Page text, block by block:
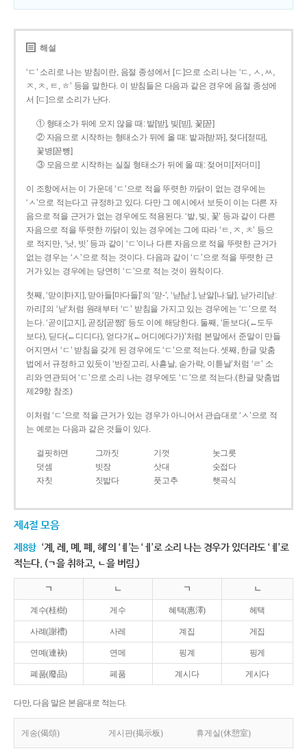
해설
‘ㄷ’ 소리로 나는 받침이란, 음절 종성에서 [ㄷ]으로 소리 나는 ‘ㄷ, ㅅ, ㅆ,
ㅈ, ㅊ, ㅌ, ㅎ’ 등을 말한다. 이 받침들은 다음과 같은 경우에 음절 종성에
서 [ㄷ]으로 소리가 난다.
① 형태소가 뒤에 오지 않을 때: 밭[받], 빚[빋], 꽃[꼳]
② 자음으로 시작하는 형태소가 뒤에 올 때: 밭과[받꽈], 젖다[젇따],
꽃병[꼳뼝]
③ 모음으로 시작하는 실질 형태소가 뒤에 올 때: 젖어미[저더미]
이 조항에서는 이 가운데 ‘ㄷ’으로 적을 뚜렷한 까닭이 없는 경우에는
‘ㅅ’으로 적는다고 규정하고 있다. 다만 그 예시에서 보듯이 이는 다른 자
음으로 적을 근거가 없는 경우에도 적용된다. ‘밭, 빚, 꽃’ 등과 같이 다른
자음으로 적을 뚜렷한 까닭이 있는 경우에는 그에 따라 ‘ㅌ, ㅈ, ㅊ’ 등으
로 적지만, ‘낫, 빗’ 등과 같이 ‘ㄷ’이나 다른 자음으로 적을 뚜렷한 근거가
없는 경우는 ‘ㅅ’으로 적는 것이다. 다음과 같이 ‘ㄷ’으로 적을 뚜렷한 근
거가 있는 경우에는 당연히 ‘ㄷ’으로 적는 것이 원칙이다.
첫째, ‘맏이[마지], 맏아들[마다들]’의 ‘맏-’, ‘낟[낟ː], 낟알[나ː달], 낟가리[낟ː
까리]’의 ‘낟’처럼 원래부터 ‘ㄷ’ 받침을 가지고 있는 경우에는 ‘ㄷ’으로 적
는다. ‘곧이[고지], 곧장[곧짱]’ 등도 이에 해당한다. 둘째, ‘돋보다(←도두
보다), 딛다(←디디다), 얻다가(←어디에다가)’처럼 본말에서 준말이 만들
어지면서 ‘ㄷ’ 받침을 갖게 된 경우에도 ‘ㄷ’으로 적는다. 셋째, 한글 맞춤
법에서 규정하고 있듯이 ‘반짇고리, 사흗날, 숟가락, 이튿날’처럼 ‘ㄹ’ 소
리와 연관되어 ‘ㄷ’으로 소리 나는 경우에도 ‘ㄷ’으로 적는다.(한글 맞춤법
제29항 참조)
이처럼 ‘ㄷ’으로 적을 근거가 있는 경우가 아니어서 관습대로 ‘ㅅ’으로 적
는 예로는 다음과 같은 것들이 있다.
걸핏하면 그까짓 기껏
놋그릇
덧셈
빗장 삿대
숫접다
자칫
짓밟다 풋고추 햇곡식
제4절 모음
제8항 ‘계, 례, 몌, 폐, 혜’의 ‘ㅖ’는 ‘ㅔ’로 소리 나는 경우가 있더라도 ‘ㅖ’로
적는다. (ㄱ을 취하고, ㄴ을 버림.)
ㄱ ㄴ ㄱ ㄴ
계수(桂樹) 게수 혜택(惠澤) 헤택
사례(謝禮) 사레 계집 게집
연몌(連袂) 연메 핑계 핑게
폐품(廢品) 페품 계시다 게시다
다만, 다음 말은 본음대로 적는다.
게송(偈頌) 게시판(揭示板) 휴게실(休憩室)